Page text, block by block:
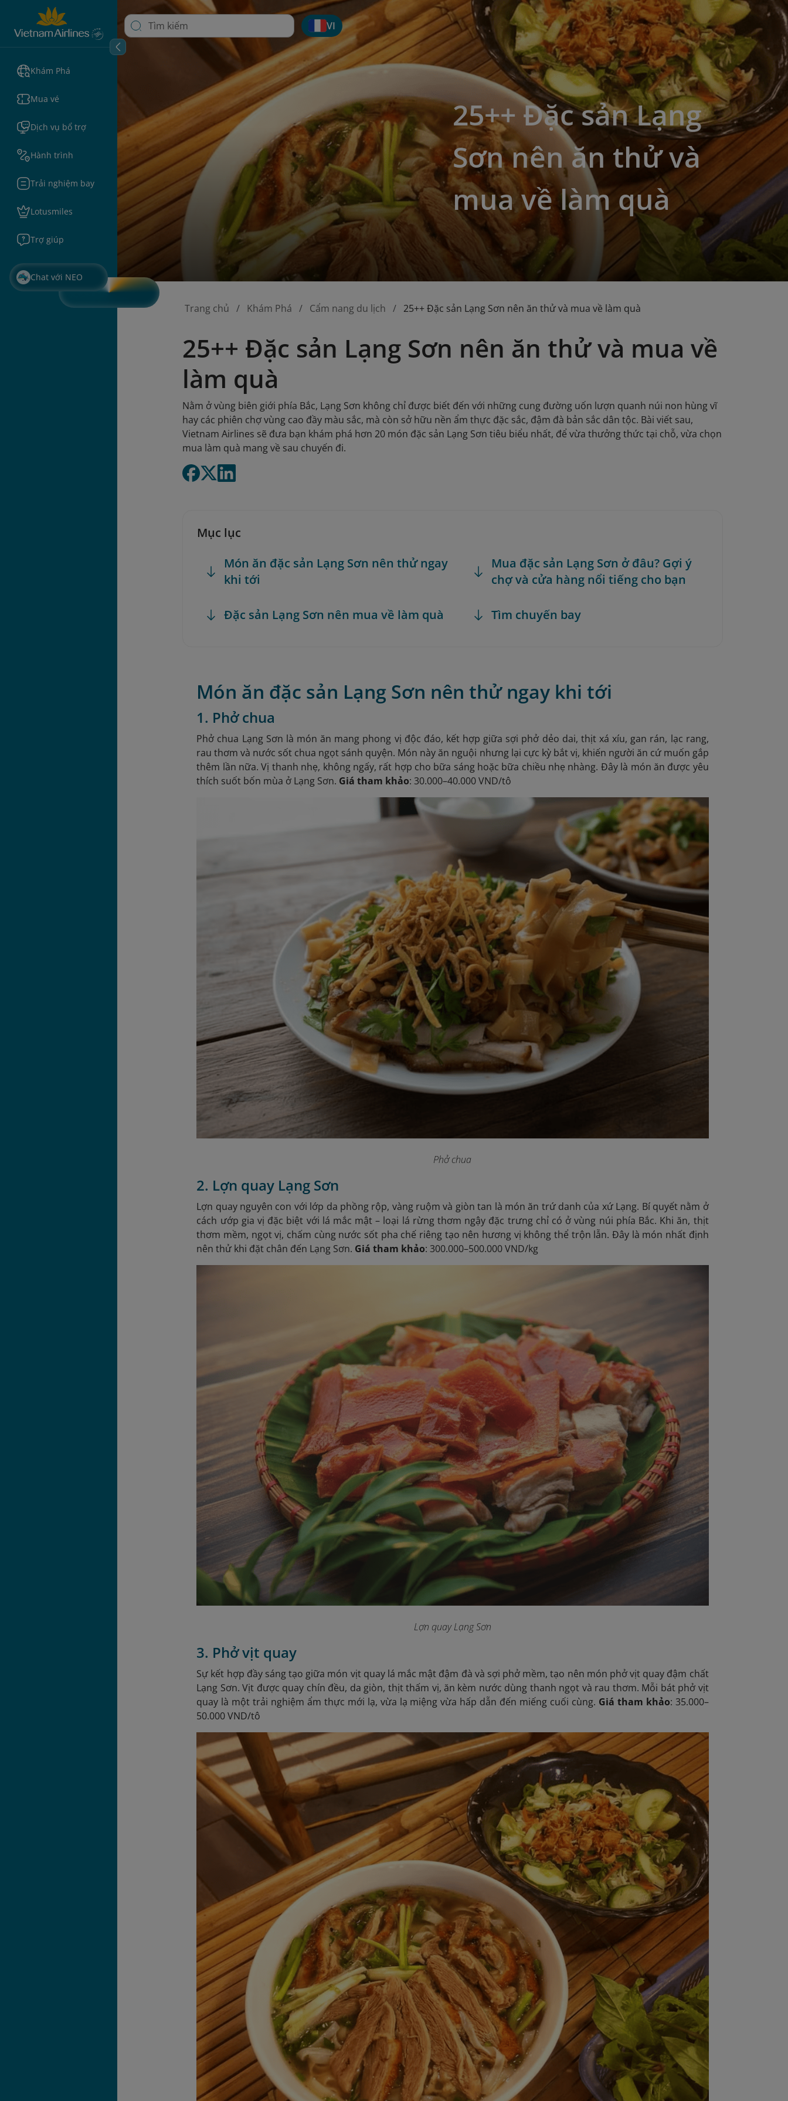
Khám Phá
Mua vé
Dịch vụ bổ trợ
Hành trình
Trải nghiệm bay
Lotusmiles
Trợ giúp
Chat với NEO
VI
25++ Đặc sản Lạng
Sơn nên ăn thử và
mua về làm quà
Trang chủ Khám Phá Cẩm nang du lịch 25++ Đặc sản Lạng Sơn nên ăn thử và mua về làm quà
25++ Đặc sản Lạng Sơn nên ăn thử và mua về
làm quà
Nằm ở vùng biên giới phía Bắc, Lạng Sơn không chỉ được biết đến với những cung đường uốn lượn quanh núi non hùng vĩ
hay các phiên chợ vùng cao đầy màu sắc, mà còn sở hữu nền ẩm thực đặc sắc, đậm đà bản sắc dân tộc. Bài viết sau,
Vietnam Airlines sẽ đưa bạn khám phá hơn 20 món đặc sản Lạng Sơn tiêu biểu nhất, để vừa thưởng thức tại chỗ, vừa chọn
mua làm quà mang về sau chuyến đi.
Mục lục
Món ăn đặc sản Lạng Sơn nên thử ngay
khi tới
Đặc sản Lạng Sơn nên mua về làm quà
Mua đặc sản Lạng Sơn ở đâu? Gợi ý
chợ và cửa hàng nổi tiếng cho bạn
Tìm chuyến bay
Món ăn đặc sản Lạng Sơn nên thử ngay khi tới
1. Phở chua
Phở chua Lạng Sơn là món ăn mang phong vị độc đáo, kết hợp giữa sợi phở dẻo dai, thịt xá xíu, gan rán, lạc rang,
rau thơm và nước sốt chua ngọt sánh quyện. Món này ăn nguội nhưng lại cực kỳ bắt vị, khiến người ăn cứ muốn gắp
thêm lần nữa. Vị thanh nhẹ, không ngấy, rất hợp cho bữa sáng hoặc bữa chiều nhẹ nhàng. Đây là món ăn được yêu
thích suốt bốn mùa ở Lạng Sơn. Giá tham khảo: 30.000–40.000 VND/tô
Phở chua
2. Lợn quay Lạng Sơn
Lợn quay nguyên con với lớp da phồng rộp, vàng ruộm và giòn tan là món ăn trứ danh của xứ Lạng. Bí quyết nằm ở
cách ướp gia vị đặc biệt với lá mắc mật – loại lá rừng thơm ngậy đặc trưng chỉ có ở vùng núi phía Bắc. Khi ăn, thịt
thơm mềm, ngọt vị, chấm cùng nước sốt pha chế riêng tạo nên hương vị không thể trộn lẫn. Đây là món nhất định
nên thử khi đặt chân đến Lạng Sơn. Giá tham khảo: 300.000–500.000 VND/kg
Lợn quay Lạng Sơn
3. Phở vịt quay
Sự kết hợp đầy sáng tạo giữa món vịt quay lá mắc mật đậm đà và sợi phở mềm, tạo nên món phở vịt quay đậm chất
Lạng Sơn. Vịt được quay chín đều, da giòn, thịt thấm vị, ăn kèm nước dùng thanh ngọt và rau thơm. Mỗi bát phở vịt
quay là một trải nghiệm ẩm thực mới lạ, vừa lạ miệng vừa hấp dẫn đến miếng cuối cùng. Giá tham khảo: 35.000–
50.000 VND/tô